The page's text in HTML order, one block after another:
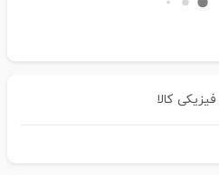
فیزیکی کالا